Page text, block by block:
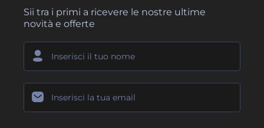
Sii tra i primi a ricevere le nostre ultime
novità e offerte